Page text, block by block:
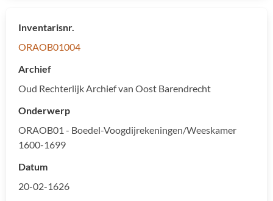
Inventarisnr.
ORAOB01004
Archief
Oud Rechterlijk Archief van Oost Barendrecht
Onderwerp
ORAOB01 - Boedel-Voogdijrekeningen/Weeskamer
1600-1699
Datum
20-02-1626